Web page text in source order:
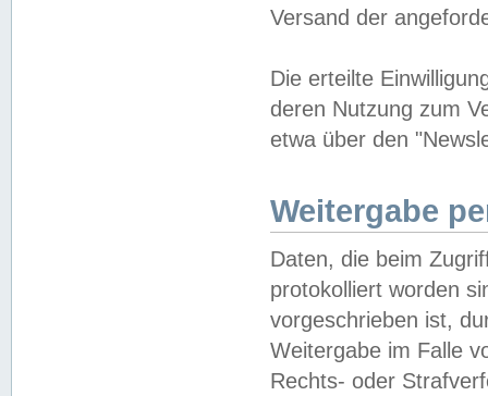
Versand der
Die erteilte
deren Nutzung zum
etwa über den
Weitergabe
Daten, die beim
protokolliert worden
vorgeschrieben ist,
Weitergabe im Falle
Rechts- oder